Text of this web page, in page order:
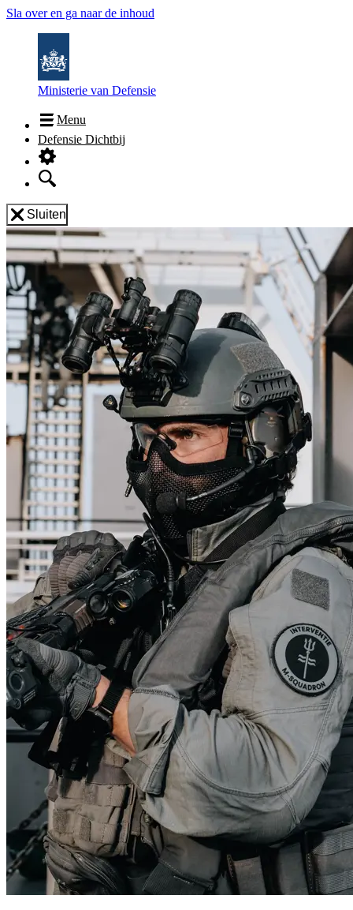
Sla over en ga naar de inhoud
Ministerie van Defensie
Menu
Defensie Dichtbij
Sluiten